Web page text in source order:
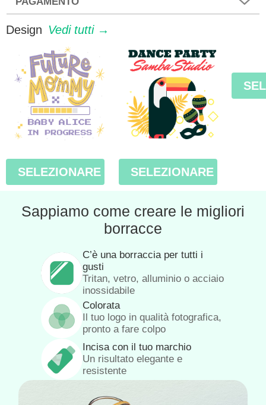
Design Vedi tutti →
SELEZIONARE SELEZIONARE
Sappiamo come creare le migliori
borracce
C’è una borraccia per tutti i
gusti
Tritan, vetro, alluminio o acciaio
inossidabile
Colorata
Il tuo logo in qualità fotografica,
pronto a fare colpo
Incisa con il tuo marchio
Un risultato elegante e
resistente